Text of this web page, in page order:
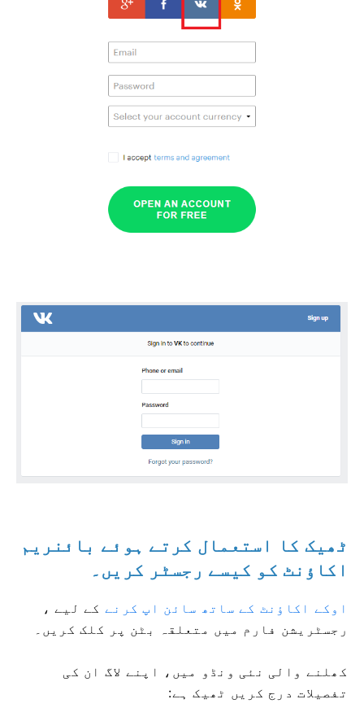
ٹھیک کا استعمال کرتے ہوئے بائنریم
اکاؤنٹ کو کیسے رجسٹر کریں۔
اوکے اکاؤنٹ کے ساتھ سائن اپ کرنےکے لیے ،
رجسٹریشن فارم میں متعلقہ بٹن پر کلک کریں۔
کھلنے والی نئی ونڈو میں، اپنے لاگ ان کی
تفصیلات درج کریں ٹھیک ہے: